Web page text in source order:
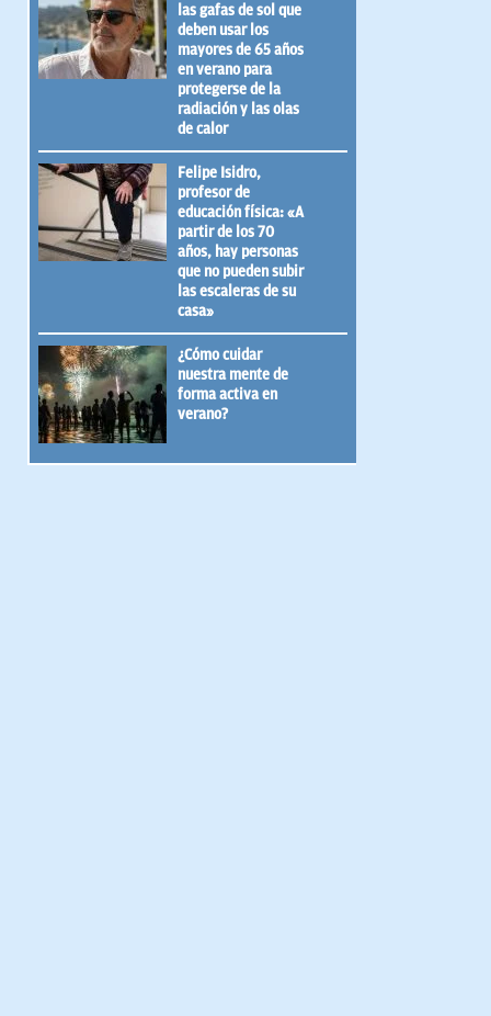
las gafas de sol que
deben usar los
mayores de 65 años
en verano para
protegerse de la
radiación y las olas
de calor
Felipe Isidro,
profesor de
educación física: «A
partir de los 70
años, hay personas
que no pueden subir
las escaleras de su
casa»
¿Cómo cuidar
nuestra mente de
forma activa en
verano?